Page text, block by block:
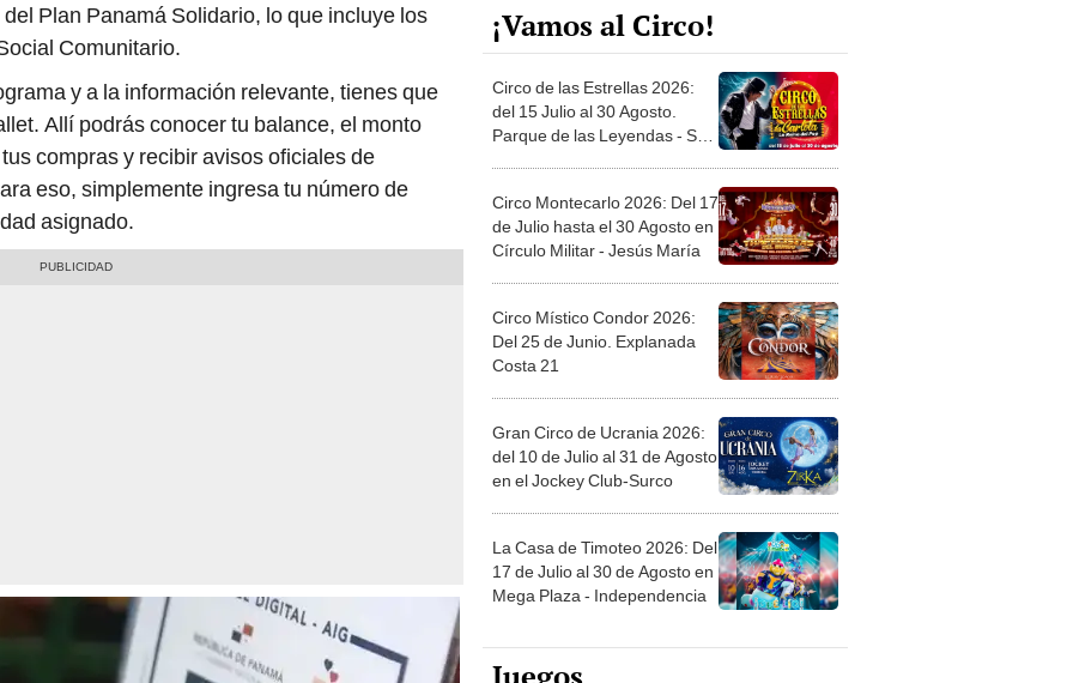
Plan Panamá Solidario, lo que incluye los
Comunitario.
y a la información relevante, tienes que
Allí podrás conocer tu balance, el monto
compras y recibir avisos oficiales de
eso, simplemente ingresa tu número de
asignado.
¡Vamos al Circo!
Circo de las Estrellas 2026:
del 15 Julio al 30 Agosto.
Parque de las Leyendas - San
Circo Montecarlo 2026: Del 17
de Julio hasta el 30 Agosto en
Círculo Militar - Jesús María
Circo Místico Condor 2026:
Del 25 de Junio. Explanada
Costa 21
Gran Circo de Ucrania 2026:
del 10 de Julio al 31 de Agosto
en el Jockey Club-Surco
La Casa de Timoteo 2026: Del
17 de Julio al 30 de Agosto en
Mega Plaza - Independencia